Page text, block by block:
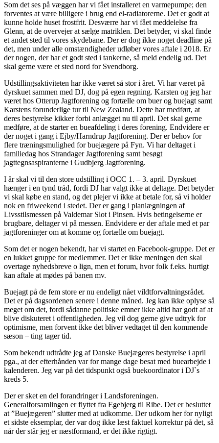
Som det ses på væggen har vi fået installeret en varmepumpe; den
forventes at være billigere i brug end el-radiatorerne. Det er godt at
kunne holde huset frostfrit. Desværre har vi fået meddelelse fra
Glenn, at de overvejer at sælge matriklen. Det betyder, vi skal finde
et andet sted til vores skydebane. Der er dog ikke noget deadline på
det, men under alle omstændigheder udløber vores aftale i 2018. Er
der nogen, der har et godt sted i tankerne, så meld endelig ud. Det
skal gerne være et sted nord for Svendborg.
Udstillingsaktiviteten har ikke været så stor i året. Vi har været på
dyrskuet sammen med DJ, dog på egen regning. Karsten og jeg har
været hos Otterup Jagtforening og fortælle om buer og buejagt samt
Karstens forunderlige tur til New Zealand. Dette har medført, at
deres bestyrelse kikker forbi anlægget nu til april. Det skal gerne
medføre, at de starter en bueafdeling i deres forening. Endvidere er
der noget i gang i Ejby/Harndrup Jagtforening. Der er behov for
flere træningsmulighed for buejægere på Fyn. Vi har deltaget i
familiedag hos Strandager Jagtforening samt besøgt
jagttegnsaspiranterne i Gudbjerg Jagtforening.
I år skal vi til den store udstilling i OCC 1. – 3. april. Dyrskuet
hænger i en tynd tråd, fordi DJ har valgt ikke at deltage. Det betyder
vi skal købe en stand, og det plejer vi ikke at betale for, så vi holder
nok en friweekend i stedet. Der er gang i planlægningen af
Livsstilsmessen på Valdemar Slot i Pinsen. Hvis betingelserne er
brugbare, deltager vi på messen. Endvidere er der aftale med et par
jagtforeninger om at komme og fortælle om buejagt.
Som det er nogen bekendt, har vi startet en Facebook-gruppe. Det er
en lukket gruppe for medlemmer. Det er ikke meningen den skal
overtage nyhedsbreve o lign, men et forum, hvor folk f.eks. hurtigt
kan aftale at mødes på banen mv.
Buejagt på de fem store er nu endeligt nået vildtforvaltningsrådet.
Det er på dagsordenen senere i denne måned. Jeg kan ikke oplyse så
meget om det, fordi sådanne politiske emner ikke altid har godt af at
blive diskuteret i offentligheden. Jeg vil dog gerne give udtryk for
optimisme, men forvent ikke det bliver vedtaget til den kommende
sæson – ting tager tid.
Som bekendt udtrådte jeg af Danske Buejægeres bestyrelse i april
pga., at der efterhånden var for mange dage besat med buearbejde i
kalenderen. Jeg var på det tidspunkt også buekoordinator i DJ`s
kreds 5.
Der er sket en del forandringer i Landsforeningen.
Generalforsamlingen er flyttet fra Egebjerg til Ribe. Det er besluttet
at ”Buejægeren” slutter med at udkomme. Der udkom her for nyligt
et sidste eksemplar, der var dog ikke læst faktuel korrektur på det, så
når der står jeg er næstformand, er det ikke rigtigt.